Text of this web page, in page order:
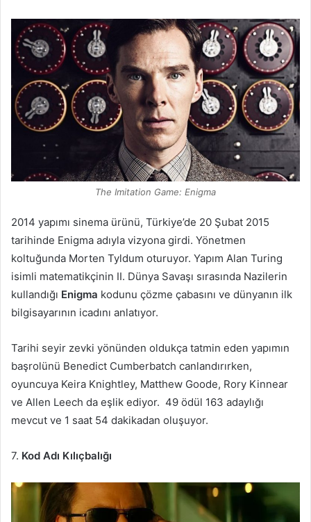
The Imitation Game: Enigma
2014 yapımı sinema ürünü, Türkiye’de 20 Şubat 2015
tarihinde Enigma adıyla vizyona girdi. Yönetmen
koltuğunda Morten Tyldum oturuyor. Yapım Alan Turing
isimli matematikçinin II. Dünya Savaşı sırasında Nazilerin
kullandığı Enigma kodunu çözme çabasını ve dünyanın ilk
bilgisayarının icadını anlatıyor.
Tarihi seyir zevki yönünden oldukça tatmin eden yapımın
başrolünü Benedict Cumberbatch canlandırırken,
oyuncuya Keira Knightley, Matthew Goode, Rory Kinnear
ve Allen Leech da eşlik ediyor. 49 ödül 163 adaylığı
mevcut ve 1 saat 54 dakikadan oluşuyor.
7. Kod Adı Kılıçbalığı